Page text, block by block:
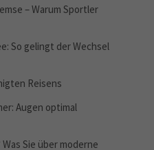
– Warum Sportler
So gelingt der Wechsel
Reisens
Augen optimal
Sie über moderne